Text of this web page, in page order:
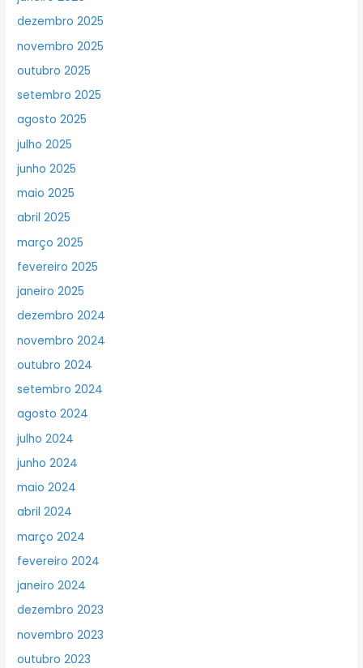
dezembro 2025
novembro 2025
outubro 2025
setembro 2025
agosto 2025
julho 2025
junho 2025
maio 2025
abril 2025
março 2025
fevereiro 2025
janeiro 2025
dezembro 2024
novembro 2024
outubro 2024
setembro 2024
agosto 2024
julho 2024
junho 2024
maio 2024
abril 2024
março 2024
fevereiro 2024
janeiro 2024
dezembro 2023
novembro 2023
outubro 2023